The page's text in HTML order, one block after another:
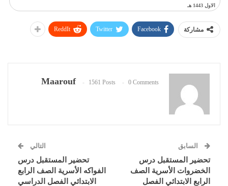
الاول 1443 هـ
مشاركة Facebook
Twitter
ReddIt
Maarouf 1561 Posts 0 Comments
السابق
تحضير المستقبل درس
الخضروات الأسرية الصف
الرابع الابتدائي الفصل
التالي
تحضير المستقبل درس
الفواكه الأسرية الصف الرابع
الابتدائي الفصل الدراسي